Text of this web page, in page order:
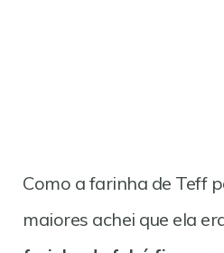
Como a farinha de Teff
maiores achei que ela